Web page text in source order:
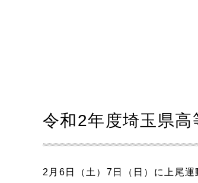
令和2年度埼玉県
2月6日（土）7日（日）に上尾